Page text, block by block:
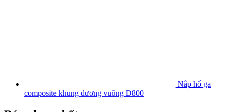
Nắp hố ga
composite khung dương vuông D800